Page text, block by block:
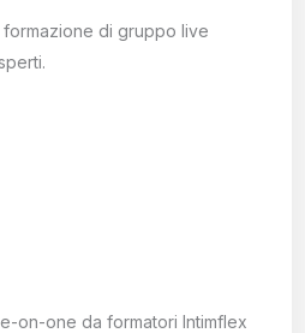
di gruppo live
on-one da formatori Intimflex